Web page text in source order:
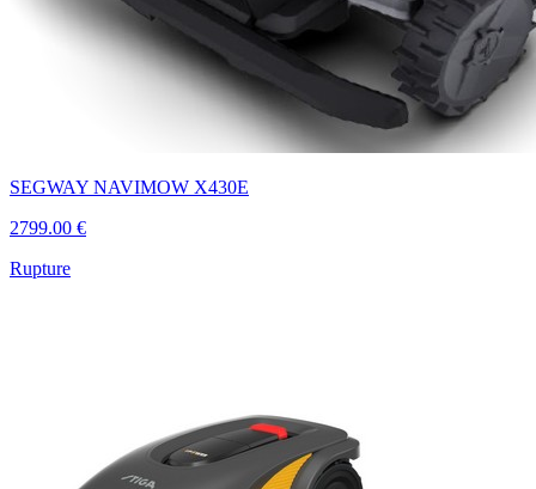
SEGWAY NAVIMOW X430E
2799.00 €
Rupture